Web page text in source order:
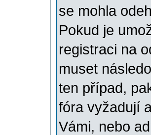
se mohla
Pokud je
registraci na
muset
ten případ,
fóra vyžadují
Vámi, nebo